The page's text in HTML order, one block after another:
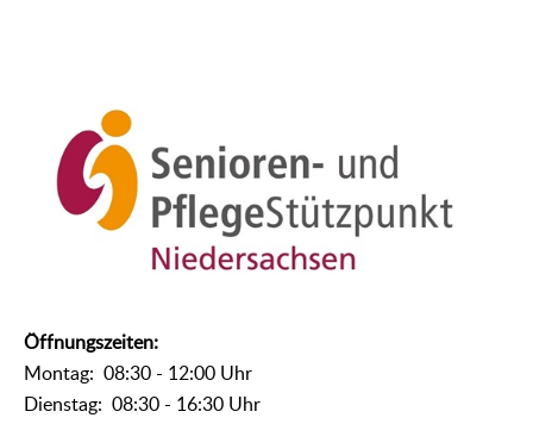
Öffnungszeiten:
Montag: 08:30 - 12:00 Uhr
Dienstag: 08:30 - 16:30 Uhr